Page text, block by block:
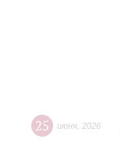
25 июня 2026